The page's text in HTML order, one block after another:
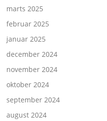
marts 2025
februar 2025
januar 2025
december 2024
november 2024
oktober 2024
september 2024
august 2024